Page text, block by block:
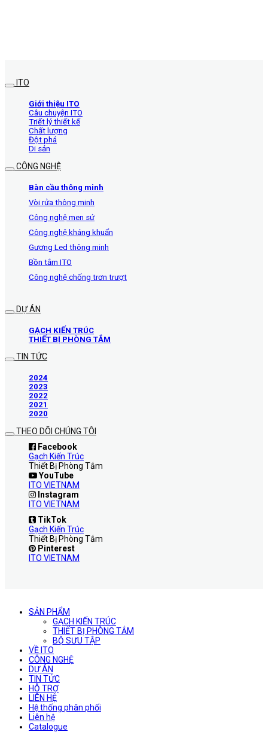
ITO
Giới thiệu ITO
Câu chuyện ITO
Triết lý thiết kế
Chất lượng
Đột phá
Di sản
CÔNG NGHỆ
Bàn cầu thông minh
Vòi rửa thông minh
Công nghệ men sứ
Công nghệ kháng khuẩn
Gương Led thông minh
Bồn tắm ITO
Công nghệ chống trơn trượt
DỰ ÁN
GẠCH KIẾN TRÚC
THIẾT BỊ PHÒNG TẮM
TIN TỨC
2024
2023
2022
2021
2020
THEO DÕI CHÚNG TÔI
Facebook
Gạch Kiến Trúc
Thiết Bị Phòng Tắm
YouTube
ITO VIETNAM
Instagram
ITO VIETNAM
TikTok
Gạch Kiến Trúc
Thiết Bị Phòng Tắm
Pinterest
ITO VIETNAM
SẢN PHẨM
GẠCH KIẾN TRÚC
THIẾT BỊ PHÒNG TẮM
BỘ SƯU TẬP
VỀ ITO
CÔNG NGHỆ
DỰ ÁN
TIN TỨC
HỖ TRỢ
LIÊN HỆ
Hệ thống phân phối
Liên hệ
Catalogue